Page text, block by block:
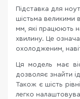
Підставка для
шістьма великими
мм, які працюють
хвилину. Це
охолодженим,
Ця модель має
дозволяє знайти
Також є шість
легко